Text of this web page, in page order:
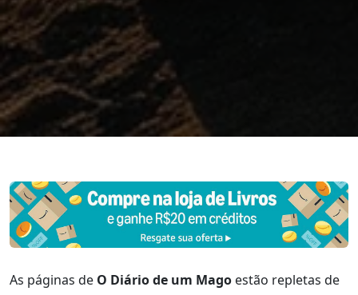
As páginas de O Diário de um Mago estão repletas de